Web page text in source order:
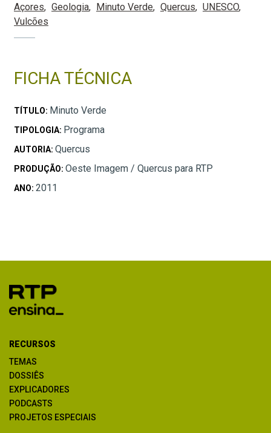
Açores Geologia Minuto Verde Quercus
UNESCO
Vulcões
FICHA TÉCNICA
TÍTULO: Minuto Verde
TIPOLOGIA: Programa
AUTORIA: Quercus
PRODUÇÃO: Oeste Imagem / Quercus para RTP
ANO: 2011
RECURSOS
TEMAS
DOSSIÊS
EXPLICADORES
PODCASTS
PROJETOS ESPECIAIS